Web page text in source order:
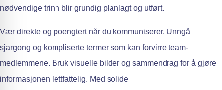
nødvendige trinn blir grundig planlagt og utført.
Vær direkte og poengtert når du kommuniserer. Unngå
sjargong og kompliserte termer som kan forvirre team-
medlemmene. Bruk visuelle bilder og sammendrag for å gjøre
informasjonen lettfattelig. Med solide